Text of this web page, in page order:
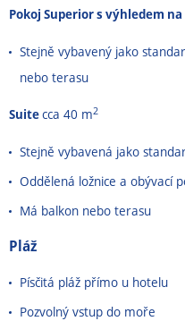
Pokoj Superior s výhledem
Stejně vybavený jako
nebo terasu
Suitecca 40 m2
Stejně vybavená jako
Oddělená ložnice a obývací
Má balkon nebo terasu
Pláž
Písčitá pláž přímo u hotelu
Pozvolný vstup do moře